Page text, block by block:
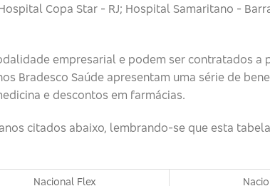
Copa Star - RJ; Hospital Samaritano -
empresarial e podem ser contratados a
Bradesco Saúde apresentam uma série de
e descontos em farmácias.
citados abaixo, lembrando-se que esta
Nacional Flex